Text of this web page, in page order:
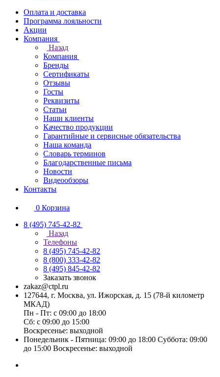
Оплата и доставка
Программа лояльности
Акции
Компания
Назад
Компания
Бренды
Сертификаты
Отзывы
Госты
Реквизиты
Статьи
Наши клиенты
Качество продукции
Гарантийные и сервисные обязательства
Наша команда
Словарь терминов
Благодарственные письма
Новости
Видеообзоры
Контакты
0 Корзина
8 (495) 745-42-82
Назад
Телефоны
8 (495) 745-42-82
8 (800) 333-42-82
8 (495) 845-42-82
Заказать звонок
zakaz@ctpl.ru
127644, г. Москва, ул. Ижорская, д. 15 (78-й километр
МКАД)
Пн - Пт: с 09:00 до 18:00
Сб: с 09:00 до 15:00
Воскресенье: выходной
Понедельник - Пятница: 09:00 до 18:00 Суббота: 09:00
до 15:00 Воскресенье: выходной